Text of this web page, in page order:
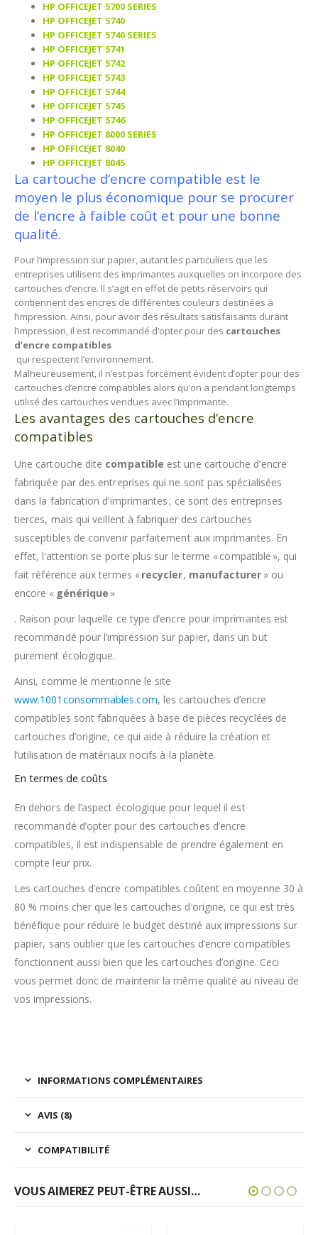
HP OFFICEJET 5700 SERIES
HP OFFICEJET 5740
HP OFFICEJET 5740 SERIES
HP OFFICEJET 5741
HP OFFICEJET 5742
HP OFFICEJET 5743
HP OFFICEJET 5744
HP OFFICEJET 5745
HP OFFICEJET 5746
HP OFFICEJET 8000 SERIES
HP OFFICEJET 8040
HP OFFICEJET 8045
La cartouche d’encre compatible est le
moyen le plus économique pour se procurer
de l’encre à faible coût et pour une bonne
qualité.
Pour l’impression sur papier, autant les particuliers que les
entreprises utilisent des imprimantes auxquelles on incorpore des
cartouches d’encre. Il s’agit en effet de petits réservoirs qui
contiennent des encres de différentes couleurs destinées à
l’impression. Ainsi, pour avoir des résultats satisfaisants durant
l’impression, il est recommandé d’opter pour des cartouches
d’encre compatibles
qui respectent l’environnement.
Malheureusement, il n’est pas forcément évident d’opter pour des
cartouches d’encre compatibles alors qu’on a pendant longtemps
utilisé des cartouches vendues avec l’imprimante.
Les avantages des cartouches d’encre
compatibles
Une cartouche dite compatible est une cartouche d’encre
fabriquée par des entreprises qui ne sont pas spécialisées
dans la fabrication d’imprimantes ; ce sont des entreprises
tierces, mais qui veillent à fabriquer des cartouches
susceptibles de convenir parfaitement aux imprimantes. En
effet, l’attention se porte plus sur le terme « compatible », qui
fait référence aux termes «recycler, manufacturer » ou
encore « générique »
. Raison pour laquelle ce type d’encre pour imprimantes est
recommandé pour l’impression sur papier, dans un but
purement écologique.
Ainsi, comme le mentionne le site
www.1001consommables.com, les cartouches d’encre
compatibles sont fabriquées à base de pièces recyclées de
cartouches d’origine, ce qui aide à réduire la création et
l’utilisation de matériaux nocifs à la planète.
En termes de coûts
En dehors de l’aspect écologique pour lequel il est
recommandé d’opter pour des cartouches d’encre
compatibles, il est indispensable de prendre également en
compte leur prix.
Les cartouches d’encre compatibles coûtent en moyenne 30 à
80 % moins cher que les cartouches d’origine, ce qui est très
bénéfique pour réduire le budget destiné aux impressions sur
papier, sans oublier que les cartouches d’encre compatibles
fonctionnent aussi bien que les cartouches d’origine. Ceci
vous permet donc de maintenir la même qualité au niveau de
vos impressions.
INFORMATIONS COMPLÉMENTAIRES
AVIS (8)
COMPATIBILITÉ
VOUS AIMEREZ PEUT-ÊTRE AUSSI…